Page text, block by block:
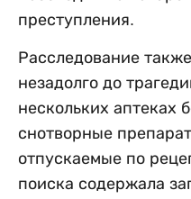
преступления.
Расследование
незадолго до
нескольких аптеках
снотворные
отпускаемые по
поиска содержала